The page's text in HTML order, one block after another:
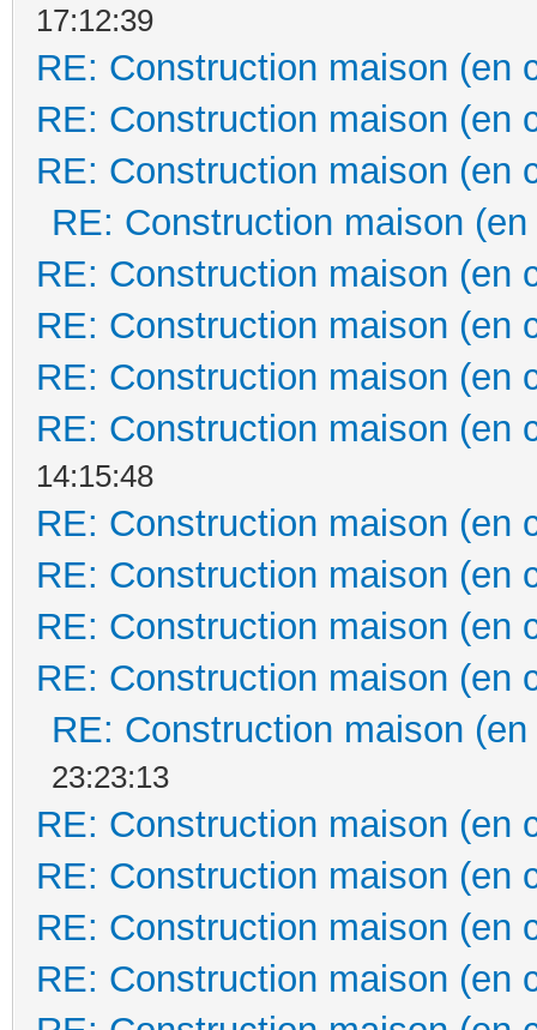
17:12:39
RE: Construction maison (en
RE: Construction maison (en
RE: Construction maison (en
RE: Construction maison
RE: Construction maison (en
RE: Construction maison (en
RE: Construction maison (en
RE: Construction maison (en
14:15:48
RE: Construction maison (en
RE: Construction maison (en
RE: Construction maison (en
RE: Construction maison (en
RE: Construction maison
23:23:13
RE: Construction maison (en
RE: Construction maison (en
RE: Construction maison (en
RE: Construction maison (en